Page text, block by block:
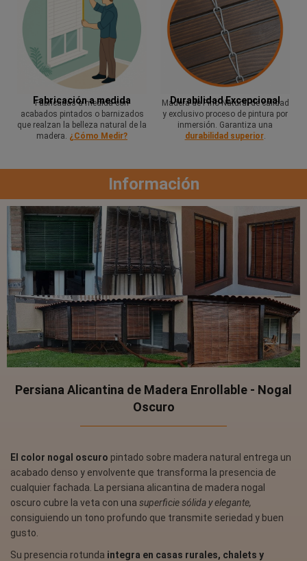
Fabricación a medida
Fabricadas a medida con
acabados pintados o barnizados
que realzan la belleza natural de la
madera. ¿Cómo Medir?
Durabilidad Excepcional
Madera de Pino Natural de calidad
y exclusivo proceso de pintura por
inmersión. Garantiza una
durabilidad superior.
Información
Persiana Alicantina de Madera Enrollable - Nogal
Oscuro
El color nogal oscuro pintado sobre madera natural entrega un
acabado denso y envolvente que transforma la presencia de
cualquier fachada. La persiana alicantina de madera nogal
oscuro cubre la veta con una superficie sólida y elegante,
consiguiendo un tono profundo que transmite seriedad y buen
gusto.
Su presencia rotunda integra en casas rurales, chalets y